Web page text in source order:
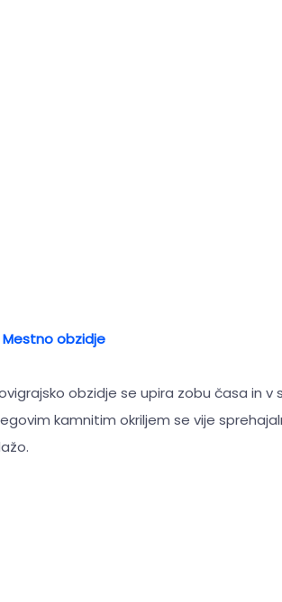
Mestno obzidje
obzidje se upira zobu časa in
kamnitim okriljem se vije